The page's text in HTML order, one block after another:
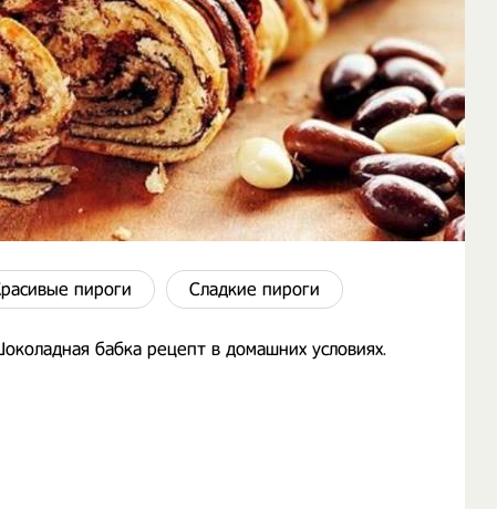
пироги Сладкие пироги
бабка рецепт в домашних условиях.